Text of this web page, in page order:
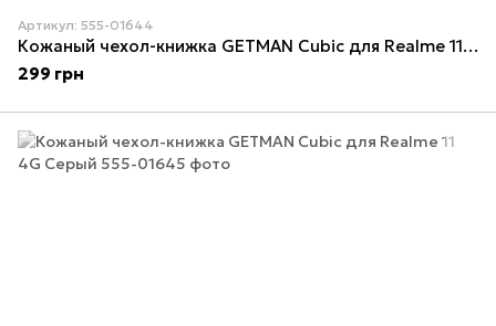
Артикул: 555-01644
Кожаный чехол-книжка GETMAN Cubic для Realme 11 4G Красный
299 грн